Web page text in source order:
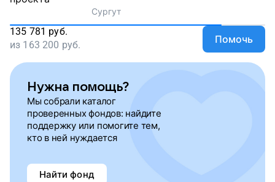
Сургут
135 781 руб.
из 163 200 руб. Помочь
Нужна помощь?
Мы собрали каталог
проверенных фондов: найдите
поддержку или помогите тем,
кто в ней нуждается
Найти фонд